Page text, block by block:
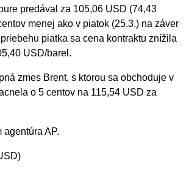
predával za 105,06 USD (74,43
menej ako v piatok (25.3.) na záver
piatka sa cena kontraktu znížila
USD/barel.
zmes Brent, s ktorou sa obchoduje v
o 5 centov na 115,54 USD za
agentúra AP.